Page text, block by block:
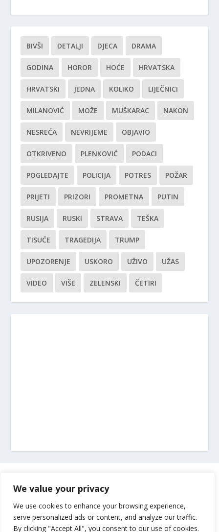
We value your privacy
We use cookies to enhance your browsing experience,
serve personalized ads or content, and analyze our traffic.
By clicking "Accept All", you consent to our use of cookies.
BIVŠI DETALJI DJECA DRAMA
GODINA HOROR HOĆE HRVATSKA
HRVATSKI JEDNA KOLIKO LIJEČNICI
MILANOVIĆ MOŽE MUŠKARAC NAKON
NESREĆA NEVRIJEME OBJAVIO
OTKRIVENO PLENKOVIĆ PODACI
POGLEDAJTE POLICIJA POTRES POŽAR
PRIJETI PRIZORI PROMETNA PUTIN
RUSIJA RUSKI STRAVA TEŠKA
TISUĆE TRAGEDIJA TRUMP
UPOZORENJE USKORO UŽIVO UŽAS
VIDEO VIŠE ZELENSKI ČETIRI
Impressum
Uvjeti korištenja